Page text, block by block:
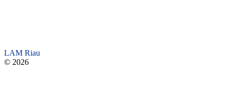
LAM Riau
© 2026